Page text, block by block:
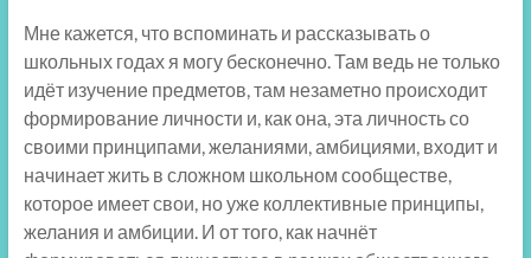
Мне кажется, что вспоминать и рассказывать о
школьных годах я могу бесконечно. Там ведь не только
идёт изучение предметов, там незаметно происходит
формирование личности и, как она, эта личность со
своими принципами, желаниями, амбициями, входит и
начинает жить в сложном школьном сообществе,
которое имеет свои, но уже коллективные принципы,
желания и амбиции. И от того, как начнёт